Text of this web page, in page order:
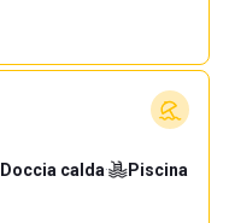
Doccia calda·
Piscina